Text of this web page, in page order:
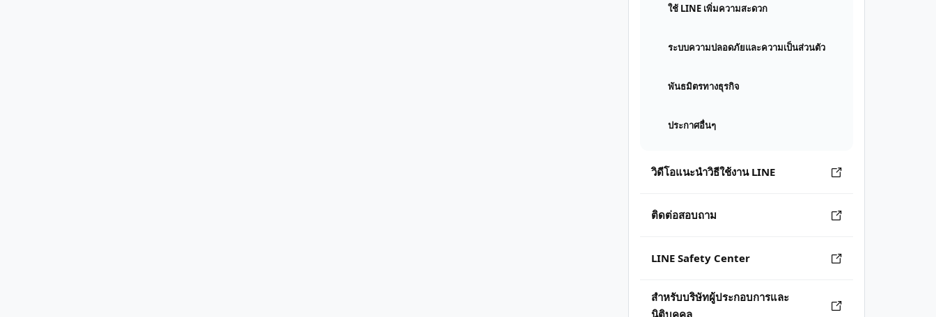
ใช้ LINE เพิ่มความสะดวก
ระบบความปลอดภัยและความเป็นส่วนตัว
พันธมิตรทางธุรกิจ
ประกาศอื่นๆ
วิดีโอแนะนำวิธีใช้งาน LINE
ติดต่อสอบถาม
LINE Safety Center
สำหรับบริษัทผู้ประกอบการและ
นิติบุคคล